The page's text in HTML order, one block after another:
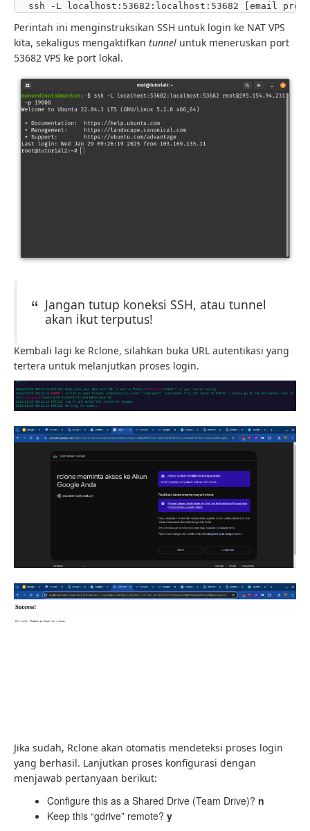
Perintah ini menginstruksikan SSH untuk login ke NAT VPS
kita, sekaligus mengaktifkan tunnel untuk meneruskan port
53682 VPS ke port lokal.
Jangan tutup koneksi SSH, atau tunnel
akan ikut terputus!
Kembali lagi ke Rclone, silahkan buka URL autentikasi yang
tertera untuk melanjutkan proses login.
Jika sudah, Rclone akan otomatis mendeteksi proses login
yang berhasil. Lanjutkan proses konfigurasi dengan
menjawab pertanyaan berikut:
Configure this as a Shared Drive (Team Drive)? n
Keep this “gdrive” remote? y